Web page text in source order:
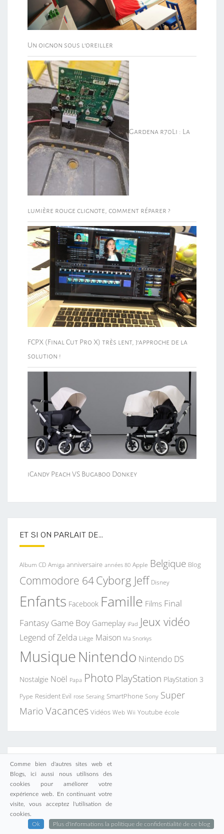
Un oignon sous l’oreiller
Gardena r70Li : La
lumière rouge clignote, comment réparer ?
FCPX (Final Cut Pro X) très lent, j’approche de la
solution !
iCandy Peach VS Bugaboo Donkey
ET SI ON PARLAIT DE…
Album CD Amiga anniversaire années 80 Apple Belgique Blog
Commodore 64Cyborg Jeff Disney
Enfants Facebook Famille Films Final
Fantasy Game Boy Gameplay iPad Jeux vidéo
Legend of Zelda Liège Maison Ma Snorkys
MusiqueNintendo Nintendo DS
Nostalgie Noël Papa Photo PlayStation PlayStation 3
Pype Resident Evil rose Seraing SmartPhone Sony Super
Mario Vacances Vidéos Web Wii Youtube école
COMMENTAIRES RÉCENTS
cyborgjeffdansEnfin un retour en Occitanie
cyborgjeffdansDéjà de retour à Dream Harbor
Comme bien d'autres sites web et
Blogs, ici aussi nous utilisons des
cookies pour améliorer votre
expérience web. En continuant votre
visite, vous acceptez l'utilisation de
cookies.
Ok
Plus d'informations la politique de confidentialité de ce blog